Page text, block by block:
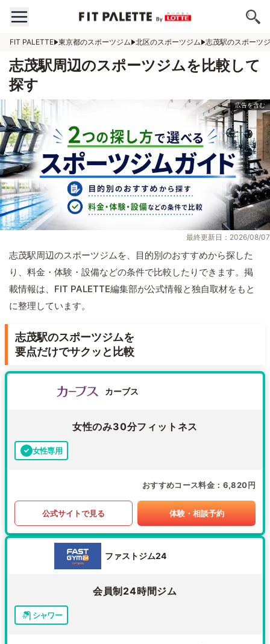
FIT PALETTE 東京都のスポーツジム 北区のスポーツジム 志茂駅のスポーツ
志茂駅周辺のスポーツジムを比較して
探す
最終更新日：2026/08/07
志茂駅周辺のスポーツジムを、目的別のおすすめから探した
り、料金・体験・設備などの条件で比較したりできます。掲
載情報は、FIT PALETTE編集部が公式情報と独自取材をもと
に整理しています。
志茂駅のスポーツジムを
要点だけでサクッと比較
カーブス
女性のみ30分フィットネス
女性専用
おすすめコース料金 6,820円
公式サイトで見る 体験・相談予約
ファストジム24
会員制24時間ジム
シャワー